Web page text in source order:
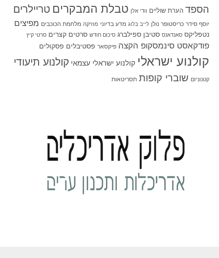
הספד הערת שוליים וודי אלן טבלת המבקרים טריילרים
יוסף סידר כריסטופר נולן לייב בלוג מדע בדיוני מוזיקה מלחמת הכוכבים מפיצים
נטפליקס סאנדאנס סטיבן ספילברג סיכום חודש סרטים קצרים סרטי קיץ
פודקאסט סינמסקופ הקצה פיקסאר פסטיבלים פסקולים
קולנוע ישראלי קולנוע ישראלי עצמאי קולנוע תיעודי
קטנוניזם שוברי קופות תסריטאות